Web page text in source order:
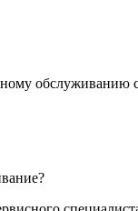
обслуживанию